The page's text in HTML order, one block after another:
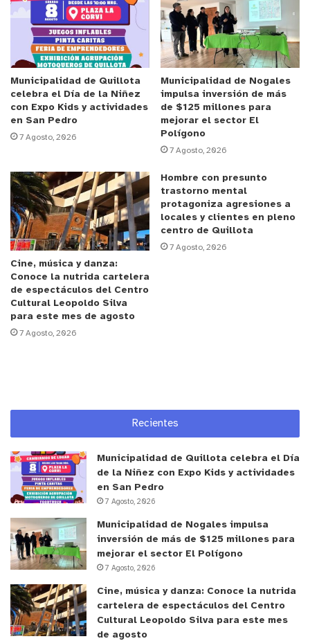
práctica cada vez que un vecino necesitara entrar
o salir en su vehículo. Pese a esa coordinación,
este miércoles la situación se volvió tensa cuando
un automovilista, molesto por esperar, derribó las
vallas instaladas como resguardo y avanzó con su
camioneta a escasos metros de los menores.
Según relataron los apoderados, una niña cayó al
suelo a centímetros del vehículo, generando
momentos de pánico entre los presentes.
Desde la directiva del club señalan que este hecho
refleja la inseguridad en la que se desarrollan los
entrenamientos y la falta de empatía de algunos
vecinos. “Sólo pedimos un espacio seguro para que
los niños sigan practicando el deporte que aman”,
lamentaron.
La municipalidad informó que el próximo año
debería estar habilitado un patinódromo en la
entorno que no les entrega tranquilidad ni
seguridad.
y tú, ¿qué opinas?
Municipalidad de Quillota
celebra el Día de la Niñez
con Expo Kids y actividades
en San Pedro
7 Agosto, 2026
Municipalidad de Nogales
impulsa inversión de más
de $125 millones para
mejorar el sector El
Polígono
7 Agosto, 2026
Cine, música y danza:
Conoce la nutrida cartelera
de espectáculos del Centro
Cultural Leopoldo Silva
para este mes de agosto
7 Agosto, 2026
Hombre con presunto
trastorno mental
protagoniza agresiones a
locales y clientes en pleno
centro de Quillota
7 Agosto, 2026
Recientes
Municipalidad de Quillota celebra el Día
de la Niñez con Expo Kids y actividades
en San Pedro
7 Agosto, 2026
Municipalidad de Nogales impulsa
inversión de más de $125 millones para
mejorar el sector El Polígono
7 Agosto, 2026
Cine, música y danza: Conoce la nutrida
cartelera de espectáculos del Centro
Cultural Leopoldo Silva para este mes
de agosto